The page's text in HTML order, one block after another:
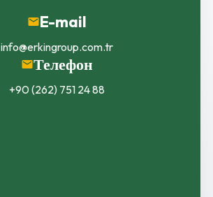
E-mail
info@erkingroup.com.tr
Телефон
+90 (262) 751 24 88